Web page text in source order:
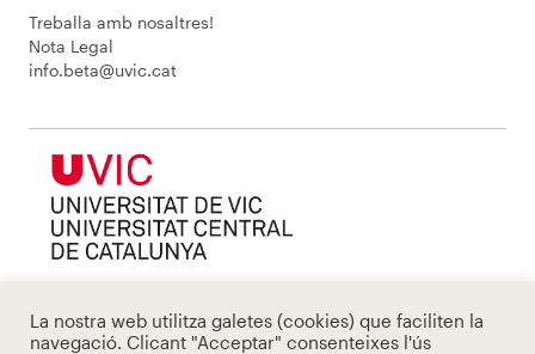
Treballa amb nosaltres!
Nota Legal
info.beta@uvic.cat
La nostra web utilitza galetes (cookies) que faciliten la
navegació. Clicant "Acceptar" consenteixes l'ús